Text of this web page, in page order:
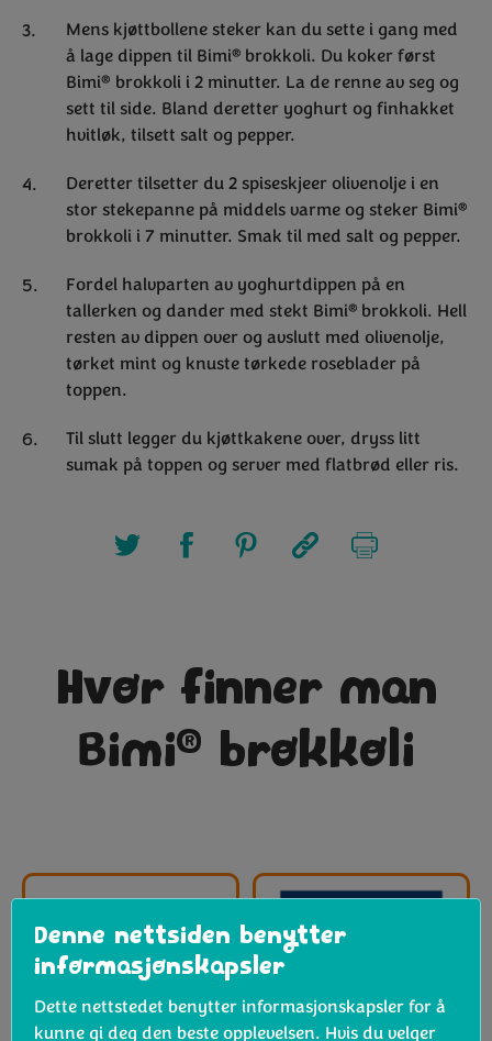
Mens kjøttbollene steker kan du sette i gang med
å lage dippen til Bimi® brokkoli. Du koker først
Bimi® brokkoli i 2 minutter. La de renne av seg og
sett til side. Bland deretter yoghurt og finhakket
hvitløk, tilsett salt og pepper.
Deretter tilsetter du 2 spiseskjeer olivenolje i en
stor stekepanne på middels varme og steker Bimi®
brokkoli i 7 minutter. Smak til med salt og pepper.
Fordel halvparten av yoghurtdippen på en
tallerken og dander med stekt Bimi® brokkoli. Hell
resten av dippen over og avslutt med olivenolje,
tørket mint og knuste tørkede roseblader på
toppen.
Til slutt legger du kjøttkakene over, dryss litt
sumak på toppen og server med flatbrød eller ris.
Hvor finner man
Bimi® brokkoli
Denne nettsiden benytter
informasjonskapsler
Dette nettstedet benytter informasjonskapsler for å
kunne gi deg den beste opplevelsen. Hvis du velger